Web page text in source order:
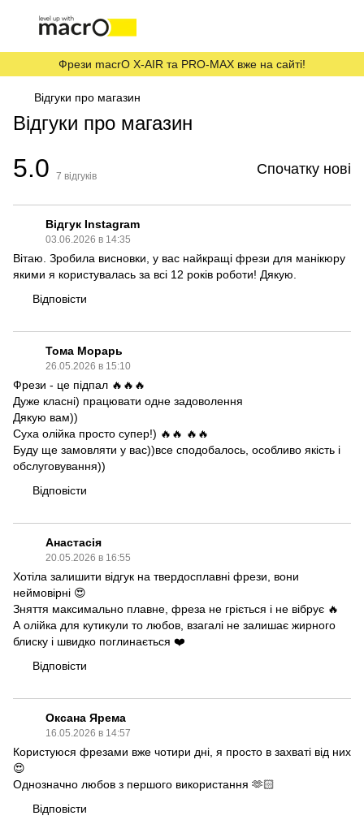
Фрези macrO X-AIR та PRO-MAX вже на сайті!
Відгуки про магазин
Відгуки про магазин
5.0 7 відгуків Спочатку нові
Відгук Instagram
03.06.2026 в 14:35
Вітаю. Зробила висновки, у вас найкращі фрези для манікюру
якими я користувалась за всі 12 років роботи! Дякую.
Відповісти
Тома Морарь
26.05.2026 в 15:10
Фрези - це підпал 🔥🔥🔥
Дуже класні) працювати одне задоволення
Дякую вам))
Суха олійка просто супер!) 🔥🔥 🔥🔥
Буду ще замовляти у вас))все сподобалось, особливо якість і
обслуговування))
Відповісти
Анастасія
20.05.2026 в 16:55
Хотіла залишити відгук на твердосплавні фрези, вони
неймовірні 😍
Зняття максимально плавне, фреза не гріється і не вібрує 🔥
А олійка для кутикули то любов, взагалі не залишає жирного
блиску і швидко поглинається ❤️
Відповісти
Оксана Ярема
16.05.2026 в 14:57
Користуюся фрезами вже чотири дні, я просто в захваті від них
😍
Однозначно любов з першого використання 🫶🏻
Відповісти